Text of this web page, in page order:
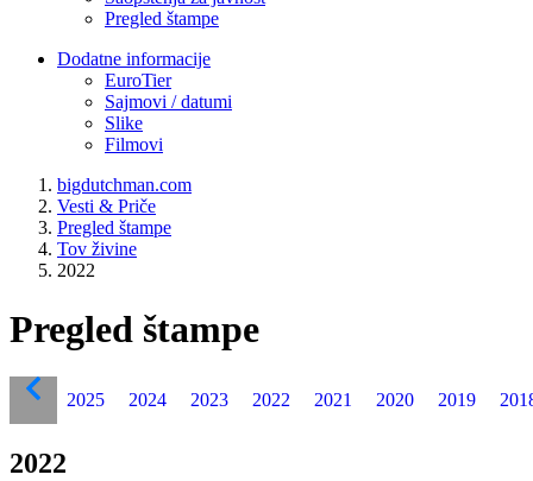
Pregled štampe
Dodatne informacije
EuroTier
Sajmovi / datumi
Slike
Filmovi
bigdutchman.com
Vesti & Priče
Pregled štampe
Tov živine
2022
Pregled štampe
2025 2024 2023 2022 2021 2020 2019
2022